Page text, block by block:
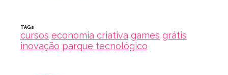
TAGs
cursos economia criativa games grátis
inovação parque tecnológico